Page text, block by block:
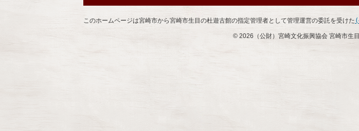
このホームページは宮崎市から宮崎市生目の杜遊古館の指定管理者として管理運営の委託を受けた
© 2026（公財）宮崎文化振興協会 宮崎市生